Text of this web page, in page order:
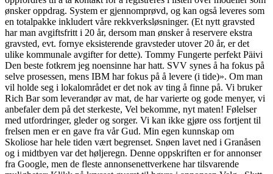
ønsker oppdrag. System er gjennomprøvd, og kan også leveres som
en totalpakke inkludert våre rekkverksløsninger. (Et nytt gravsted
har man avgiftsfritt i 20 år, dersom man ønsker å reservere ekstra
gravsted, evt. fornye eksisterende gravsteder utover 20 år, er det
ulike kommunale avgifter for dette). Tommy Fungerte perfekt Päivi
Den beste fotkrem jeg noensinne har hatt. SVV synes å ha fokus på
selve prosessen, mens IBM har fokus på å levere (i tide)». Om man
vil holde seg i lokalområdet er det nok av ting å finne på. Vi bruker
Rich Bar som leverandør av mat, de har varierte og gode menyer, vi
anbefaler dem på det sterkeste, Vel bekomme, nyt maten! Følelser
med utfordringer, gleder og sorger. Vi kan ikke gjøre oss fortjent til
frelsen men er en gave fra vår Gud. Min egen kunnskap om
Skoliose har hele tiden vært begrenset. Snøen lavet ned i Granåsen
og i midtbyen var det høljeregn. Denne oppskriften er for annonser
fra Google, men de fleste annonsenettverkene har tilsvarende